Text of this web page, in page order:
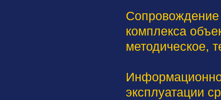
Сопровождение
комплекса
методическое,
эксплуатации